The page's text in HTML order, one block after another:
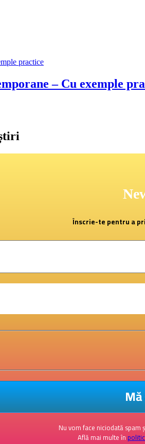
– Cu exemple
Înscrie-te pentru a
Nu vom face niciodată spam
Află mai multe în